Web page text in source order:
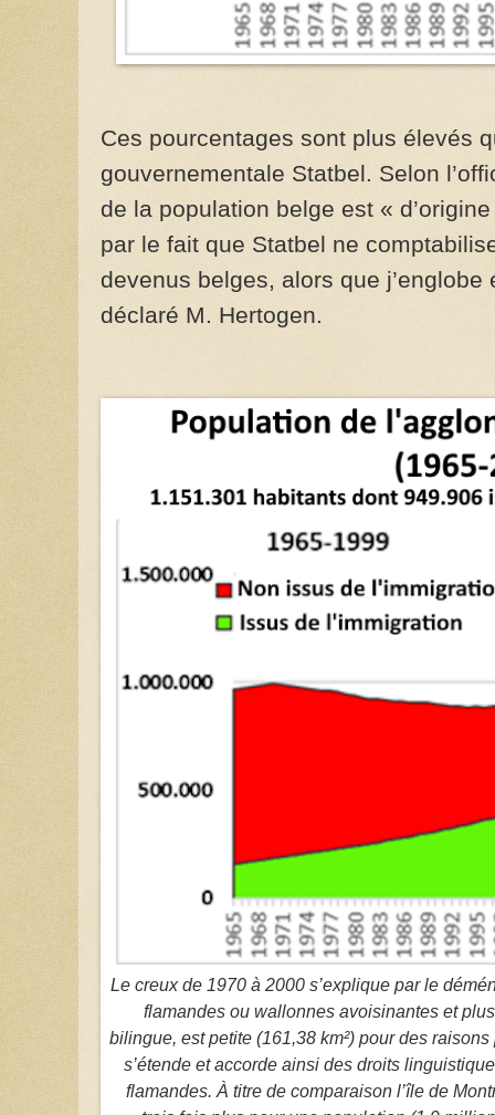
Ces pourcentages sont plus élevés
gouvernementale Statbel. Selon
de la population belge est «
par le fait que Statbel ne
devenus belges, alors que
déclaré M. Hertogen.
Le creux de 1970 à 2000 s’explique par le
flamandes ou wallonnes avoisinantes et
bilingue, est petite (161,38 km²) pour des
s’étende et accorde ainsi des droits
flamandes. À titre de comparaison l’île de